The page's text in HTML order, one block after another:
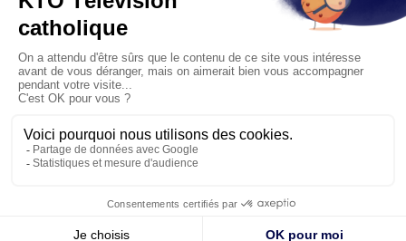
La visite pastorale du pape Léon
XIV à Assise à suivre sur KTO le
jeudi 6 août
Le pape en Uruguay, Argentine et
Pérou du 6 au 17 novembre 2026